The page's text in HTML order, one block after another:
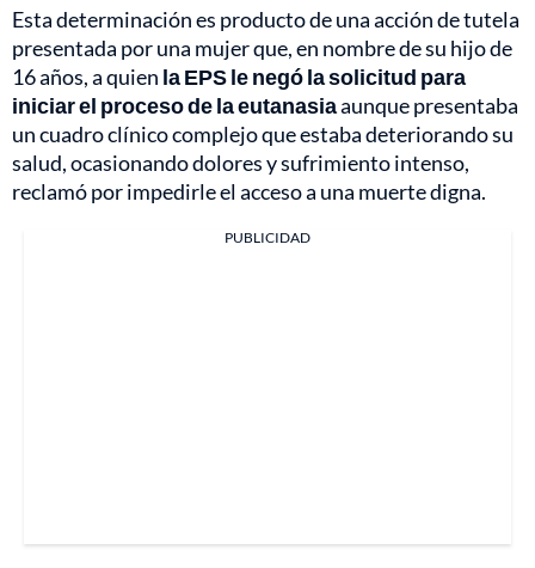
Esta determinación es producto de una acción de tutela
presentada por una mujer que, en nombre de su hijo de
16 años, a quien la EPS le negó la solicitud para
iniciar el proceso de la eutanasiaaunque presentaba
un cuadro clínico complejo que estaba deteriorando su
salud, ocasionando dolores y sufrimiento intenso,
reclamó por impedirle el acceso a una muerte digna.
PUBLICIDAD